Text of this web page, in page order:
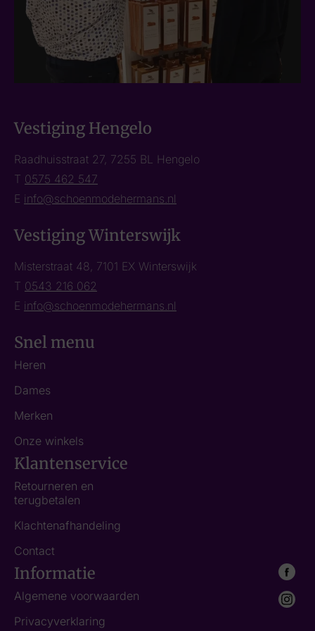
Vestiging Hengelo
Raadhuisstraat 27, 7255 BL Hengelo
T 0575 462 547
E info@schoenmodehermans.nl
Vestiging Winterswijk
Misterstraat 48, 7101 EX Winterswijk
T 0543 216 062
E info@schoenmodehermans.nl
Snel menu
Heren
Dames
Merken
Onze winkels
Klantenservice
Retourneren en
terugbetalen
Klachtenafhandeling
Contact
Informatie
Algemene voorwaarden
Privacyverklaring